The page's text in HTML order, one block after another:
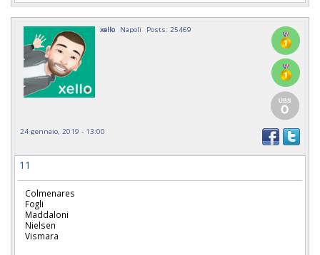
xello Napoli Posts: 25469
24 gennaio, 2019 - 13:00
11
Colmenares
Fogli
Maddaloni
Nielsen
Vismara